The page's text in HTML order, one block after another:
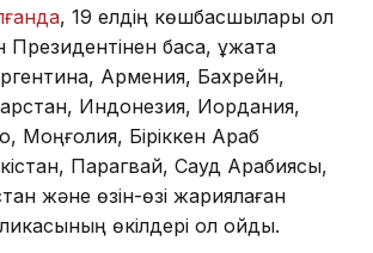
, 19 елдің көшбасшылары қол
Президентінен басқа, құжатқа
Армения, Бахрейн,
Индонезия, Иордания,
Моңғолия, Біріккен Араб
Парагвай, Сауд Арабиясы,
және өзін-өзі жариялаған
өкілдері қол қойды.